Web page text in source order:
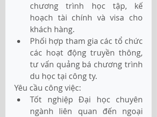
chương trình học tập, kế
hoạch tài chính và visa cho
khách hàng.
Phối hợp tham gia các tổ chức
các hoạt động truyền thông,
tư vấn quảng bá chương trình
du học tại công ty.
Yêu cầu công việc:
Tốt nghiệp Đại học chuyên
ngành liên quan đến ngoại